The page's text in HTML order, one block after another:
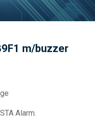
m/buzzer
Alarm.